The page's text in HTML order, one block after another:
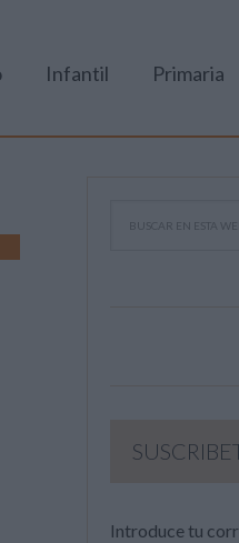
Infantil Primaria
Introduce tu